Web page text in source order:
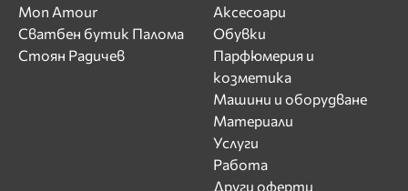
Mon Amour
Сватбен бутик Палома
Стоян Радичев
Аксесоари
Обувки
Парфюмерия и
козметика
Машини и оборудване
Материали
Услуги
Работа
Други оферти